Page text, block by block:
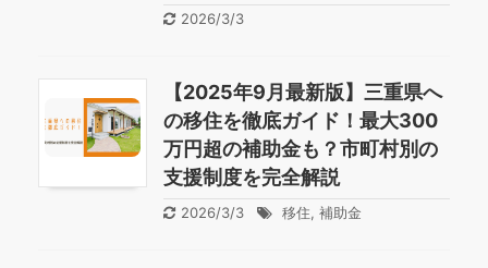
2026/3/3
【2025年9月最新版】三重県へ
の移住を徹底ガイド！最大300
万円超の補助金も？市町村別の
支援制度を完全解説
2026/3/3 移住, 補助金